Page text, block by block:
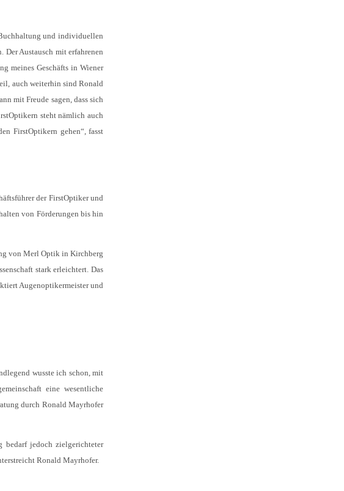
und individuellen
Austausch mit erfahrenen
meines Geschäfts in Wiener
auch weiterhin sind Ronald
mit Freude sagen, dass sich
steht nämlich auch
FirstOptikern gehen“, fasst
der FirstOptiker und
von Förderungen bis hin
von Merl Optik in Kirchberg
stark erleichtert. Das
Augenoptikermeister und
wusste ich schon, mit
eine wesentliche
durch Ronald Mayrhofer
bedarf jedoch zielgerichteter
Ronald Mayrhofer.